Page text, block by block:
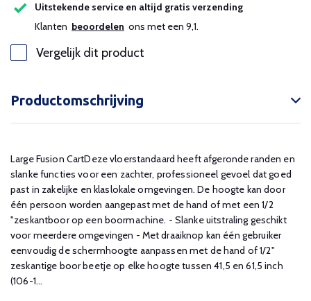
Uitstekende service en altijd gratis verzending
Klanten beoordelen ons met een 9,1.
Vergelijk dit product
Productomschrijving
Large Fusion CartDeze vloerstandaard heeft afgeronde randen en
slanke functies voor een zachter, professioneel gevoel dat goed
past in zakelijke en klaslokale omgevingen. De hoogte kan door
één persoon worden aangepast met de hand of met een 1/2
"zeskantboor op een boormachine. - Slanke uitstraling geschikt
voor meerdere omgevingen - Met draaiknop kan één gebruiker
eenvoudig de schermhoogte aanpassen met de hand of 1/2"
zeskantige boor beetje op elke hoogte tussen 41,5 en 61,5 inch
(106-1...